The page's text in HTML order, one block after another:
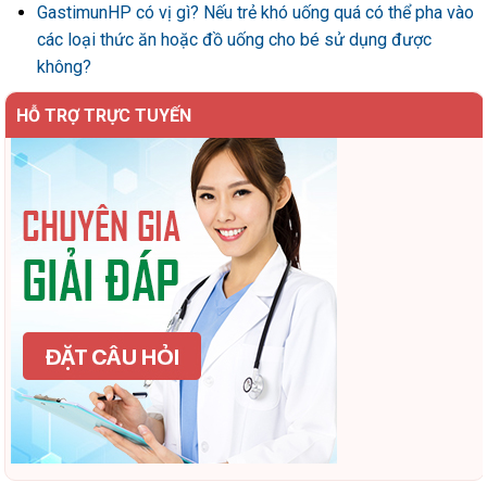
GastimunHP có vị gì? Nếu trẻ khó uống quá có thể pha vào
các loại thức ăn hoặc đồ uống cho bé sử dụng được
không?
HỖ TRỢ TRỰC TUYẾN